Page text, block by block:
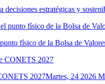
decisiones estratégicas y
físico de la Bolsa de
2027Martes, 24 2026